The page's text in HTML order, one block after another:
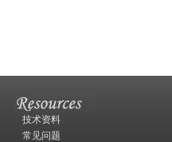
技术资料
常见问题